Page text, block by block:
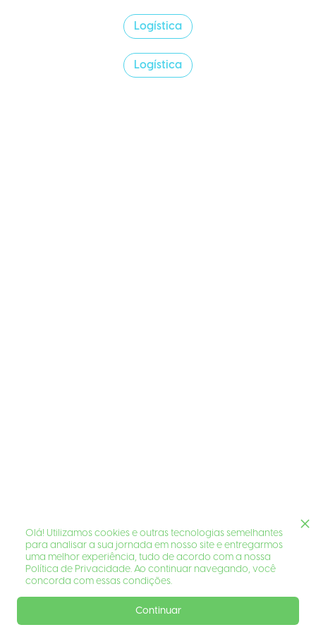
Logística
Logística
Olá! Utilizamos cookies e outras tecnologias semelhantes
para analisar a sua jornada em nosso site e entregarmos
uma melhor experiência, tudo de acordo com a nossa
Política de Privacidade. Ao continuar navegando, você
concorda com essas condições.
Continuar